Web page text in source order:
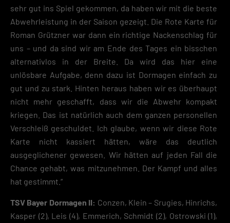
sehr gut ins Spiel gekommen, da haben wir mit die beste
Abwehrleistung in der Saison gezeigt. Die Rote Karte für
Roman Grützner war dann ein richtige Nackenschlag für
uns – und da sind wir am Ende des Tages ein bisschen
alternativlos in der Breite. Da wird das hier eine
unlösbare Aufgabe, denn dazu ist Dormagen einfach zu
gut und zu stark. Hinten heraus haben wir es überhaupt
nicht mehr geschafft, dass wir die Abwehr kompakt
kriegen. Das ist natürlich auch dem ganzen personellen
Verschleiß geschuldet. Ich glaube, wenn wir diese Rote
Karte nicht kassiert hätten, wäre das deutlich
ausgeglichener gewesen. Wir hätten auf jeden Fall die
Chance gehabt, was mitzunehmen. Der Kampf und alles
hat gestimmt.“
TSV Bayer Dormagen II: Conzen, Klein – Srugies, Hinrichs,
Kasper (2), Leis (4), Emmerich, Schmidt (2), Ostrowski (1),